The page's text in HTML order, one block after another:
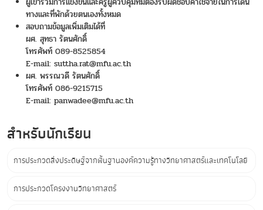
ทางและที่พักด้วยตนเองทั้งหมด
สอบถามข้อมูลเพิ่มเติมได้ที่
ผศ. สุทธา รัตนศักดิ์
โทรศัพท์ 089-8525854
E-mail: suttha.rat@mfu.ac.th
ผศ. พรรณวดี รัตนศักดิ์
โทรศัพท์ 086-9215715
E-mail: panwadee@mfu.ac.th
สำหรับนักเรียน
การประกวดสิ่งประดิษฐ์จากพื้นฐานองค์ความรู้ทางวิทยาศาสตร์และเทคโนโลยี
การประกวดโครงงานวิทยาศาสตร์